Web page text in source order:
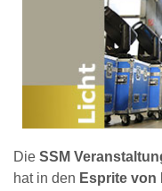
Die SSM
hat in den Esprite von